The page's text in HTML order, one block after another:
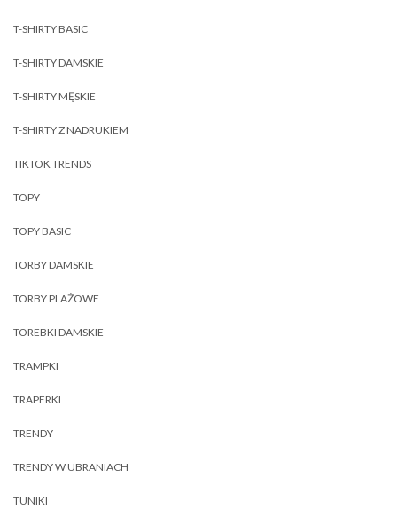
T-SHIRTY BASIC
T-SHIRTY DAMSKIE
T-SHIRTY MĘSKIE
T-SHIRTY Z NADRUKIEM
TIKTOK TRENDS
TOPY
TOPY BASIC
TORBY DAMSKIE
TORBY PLAŻOWE
TOREBKI DAMSKIE
TRAMPKI
TRAPERKI
TRENDY
TRENDY W UBRANIACH
TUNIKI